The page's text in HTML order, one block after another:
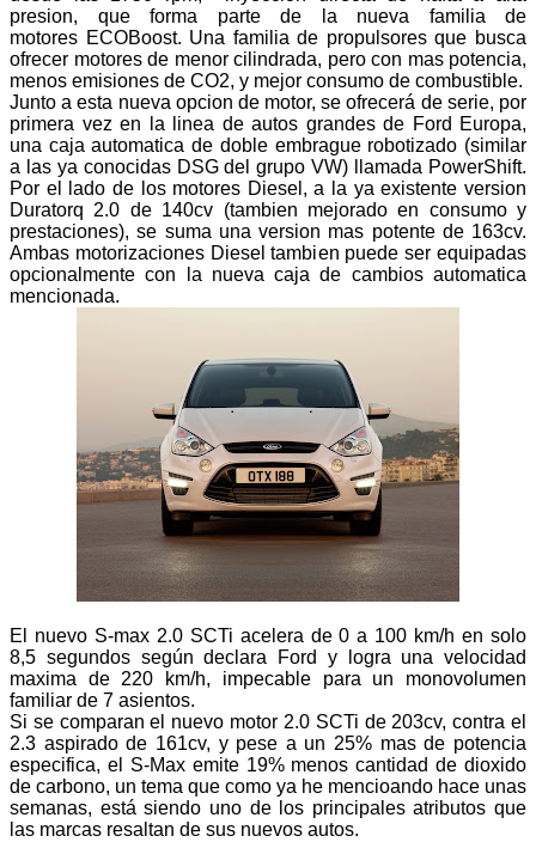
presion, que forma parte de la nueva familia de
motores ECOBoost. Una familia de propulsores que busca
ofrecer motores de menor cilindrada, pero con mas potencia,
menos emisiones de CO2, y mejor consumo de combustible.
Junto a esta nueva opcion de motor, se ofrecerá de serie, por
primera vez en la linea de autos grandes de Ford Europa,
una caja automatica de doble embrague robotizado (similar
a las ya conocidas DSG del grupo VW) llamada PowerShift.
Por el lado de los motores Diesel, a la ya existente version
Duratorq 2.0 de 140cv (tambien mejorado en consumo y
prestaciones), se suma una version mas potente de 163cv.
Ambas motorizaciones Diesel tambien puede ser equipadas
opcionalmente con la nueva caja de cambios automatica
mencionada.
El nuevo S-max 2.0 SCTi acelera de 0 a 100 km/h en solo
8,5 segundos según declara Ford y logra una velocidad
maxima de 220 km/h, impecable para un monovolumen
familiar de 7 asientos.
Si se comparan el nuevo motor 2.0 SCTi de 203cv, contra el
2.3 aspirado de 161cv, y pese a un 25% mas de potencia
especifica, el S-Max emite 19% menos cantidad de dioxido
de carbono, un tema que como ya he mencioando hace unas
semanas, está siendo uno de los principales atributos que
las marcas resaltan de sus nuevos autos.